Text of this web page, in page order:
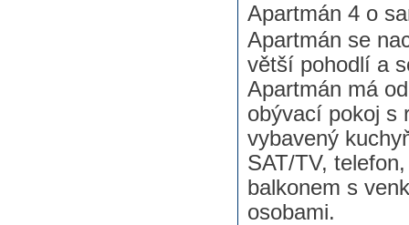
Apartmán 4 o
Apartmán se
větší pohodlí a
Apartmán má
obývací pokoj s
vybavený
SAT/TV,
balkonem s
osobami.